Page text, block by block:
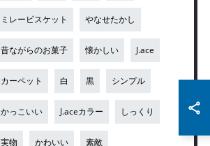
ミレービスケット やなせたかし
昔ながらのお菓子 懐かしい J.ace
カーペット 白 黒 シンプル
かっこいい J.aceカラー しっくり
実物 かわいい 素敵